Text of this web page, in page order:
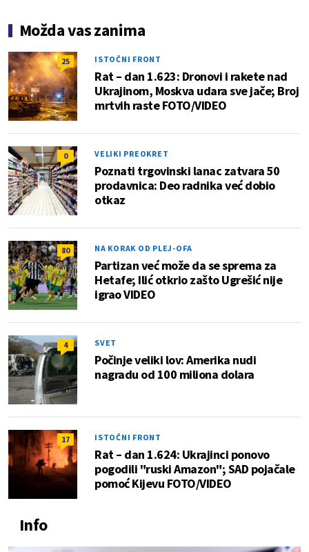
Možda vas zanima
25 ISTOČNI FRONT
Rat – dan 1.623: Dronovi i rakete nad
Ukrajinom, Moskva udara sve jače; Broj
mrtvih raste FOTO/VIDEO
0 VELIKI PREOKRET
Poznati trgovinski lanac zatvara 50
prodavnica: Deo radnika već dobio
otkaz
80 NA KORAK OD PLEJ-OFA
Partizan već može da se sprema za
Hetafe; Ilić otkrio zašto Ugrešić nije
igrao VIDEO
4 SVET
Počinje veliki lov: Amerika nudi
nagradu od 100 miliona dolara
17 ISTOČNI FRONT
Rat – dan 1.624: Ukrajinci ponovo
pogodili "ruski Amazon"; SAD pojačale
pomoć Kijevu FOTO/VIDEO
Info